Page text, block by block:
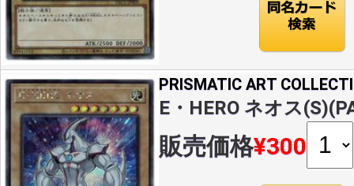
PRISMATIC ART
E・HERO ネオス
販売価格¥300